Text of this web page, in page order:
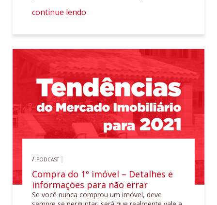
continue lendo
/ PODCAST
Compra do 1º imóvel – Detalhes e
informações para não errar
Se você nunca comprou um imóvel, deve